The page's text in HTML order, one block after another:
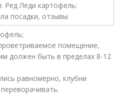
помещение,
должен быть в пределах 8-12
равномерно, клубни